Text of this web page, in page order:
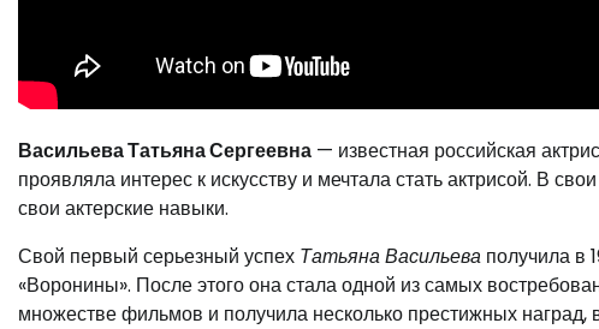
Васильева Татьяна Сергеевна — известная российская
проявляла интерес к искусству и мечтала стать актрисой. В
свои актерские навыки.
Свой первый серьезный успех Татьяна Васильева получила в
«Воронины». После этого она стала одной из самых
множестве фильмов и получила несколько престижных наград,